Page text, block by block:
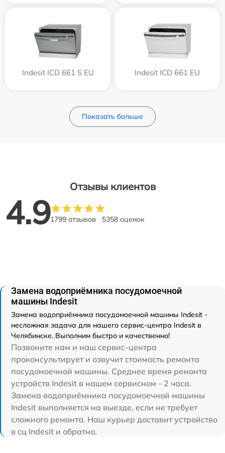
Indesit ICD 661 S EU Indesit ICD 661 EU
Показать больше
Отзывы клиентов
4.91799 отзывов 5358 оценок
Замена водоприёмника посудомоечной
машины Indesit
Замена водоприёмника посудомоечной машины Indesit -
несложная задача для нашего сервис-центра Indesit в
Челябинске. Выполним быстро и качественно!
Позвоните нам и наш сервис-центра
проконсультирует и озвучит стоимость ремонта
посудомоечной машины. Среднее время ремонта
устройств Indesit в нашем сервисном - 2 часа.
Замена водоприёмника посудомоечной машины
Indesit выполняется на выезде, если не требует
сложного ремонта. Наш курьер доставит устройство
в сц Indesit и обратно.